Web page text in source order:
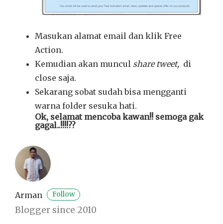
Masukan alamat email dan klik Free
Action.
Kemudian akan muncul share tweet, di
close saja.
Sekarang sobat sudah bisa mengganti
warna folder sesuka hati.
Ok, selamat mencoba kawan!! semoga gak
gagal..!!!!??
Arman Follow
Blogger since 2010